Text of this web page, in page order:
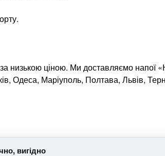
низькою ціною. Ми доставляємо напої
Одеса, Маріуполь, Полтава, Львів,
вигідно